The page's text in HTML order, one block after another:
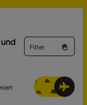
Filter